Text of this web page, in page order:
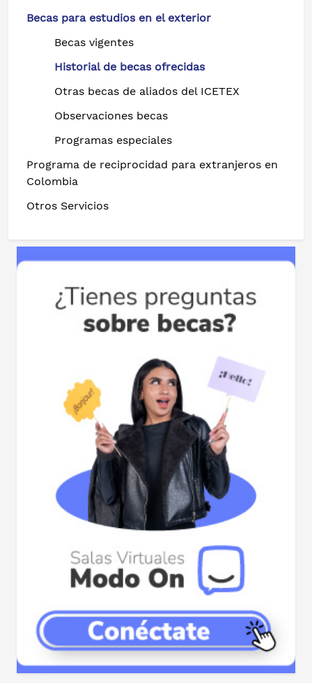
Becas para estudios en el exterior
Becas vigentes
Historial de becas ofrecidas
Otras becas de aliados del ICETEX
Observaciones becas
Programas especiales
Programa de reciprocidad para extranjeros en
Colombia
Otros Servicios